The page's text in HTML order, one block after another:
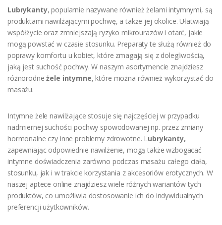
Lubrykanty, popularnie nazywane również żelami intymnymi, są
produktami nawilżającymi pochwę, a także jej okolice. Ułatwiają
współżycie oraz zmniejszają ryzyko mikrourazów i otarć, jakie
mogą powstać w czasie stosunku. Preparaty te służą również do
poprawy komfortu u kobiet, które zmagają się z dolegliwością,
jaką jest suchość pochwy. W naszym asortymencie znajdziesz
różnorodneżele intymne, które można również wykorzystać do
masażu.
Intymne żele nawilżające stosuje się najczęściej w przypadku
nadmiernej suchości pochwy spowodowanej np. przez zmiany
hormonalne czy inne problemy zdrowotne. Lubrykanty,
zapewniając odpowiednie nawilżenie, mogą także wzbogacać
intymne doświadczenia zarówno podczas masażu całego ciała,
stosunku, jak i w trakcie korzystania z akcesoriów erotycznych. W
naszej aptece online znajdziesz wiele różnych wariantów tych
produktów, co umożliwia dostosowanie ich do indywidualnych
preferencji użytkowników.